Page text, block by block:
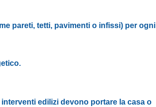
pareti, tetti, pavimenti o infissi) per ogni
edilizi devono portare la casa o